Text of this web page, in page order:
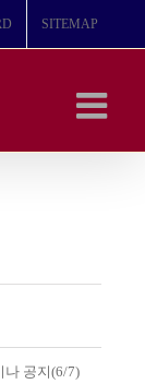
SITEMAP
나 공지(6/7)